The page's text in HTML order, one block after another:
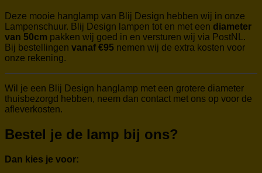
Deze mooie hanglamp van Blij Design hebben wij in onze
Lampenschuur. Blij Design lampen tot en met een diameter
van 50cm pakken wij goed in en versturen wij via PostNL.
Bij bestellingen vanaf €95 nemen wij de extra kosten voor
onze rekening.
Wil je een Blij Design hanglamp met een grotere diameter
thuisbezorgd hebben, neem dan contact met ons op voor de
afleverkosten.
Bestel je de lamp bij ons?
Dan kies je voor: